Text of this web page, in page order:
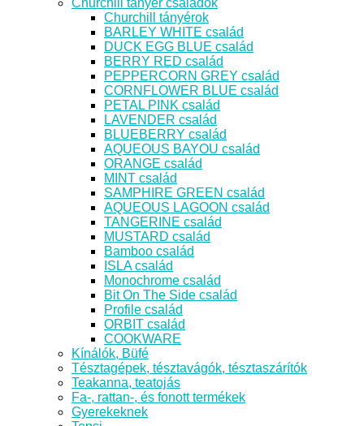
Churchill tányérok
BARLEY WHITE család
DUCK EGG BLUE család
BERRY RED család
PEPPERCORN GREY család
CORNFLOWER BLUE család
PETAL PINK család
LAVENDER család
BLUEBERRY család
AQUEOUS BAYOU család
ORANGE család
MINT család
SAMPHIRE GREEN család
AQUEOUS LAGOON család
TANGERINE család
MUSTARD család
Bamboo család
ISLA család
Monochrome család
Bit On The Side család
Profile család
ORBIT család
COOKWARE
Kínálók, Büfé
Tésztagépek, tésztavágók, tésztaszárítók
Teakanna, teatojás
Fa-, rattan-, és fonott termékek
Gyerekeknek